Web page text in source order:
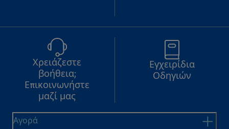
Χρειάζεστε
βοήθεια;
Επικοινωνήστε
μαζί μας
Εγχειρίδια
Οδηγιών
Αγορά